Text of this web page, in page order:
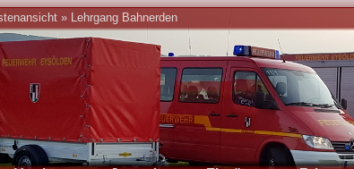
» Lehrgang Bahnerden